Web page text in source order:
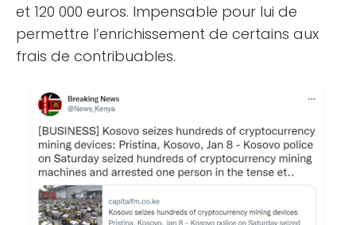
et 120 000 euros. Impensable pour lui de
permettre l’enrichissement de certains aux
frais de contribuables.